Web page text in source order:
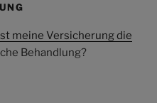
meine Versicherung die
Behandlung?